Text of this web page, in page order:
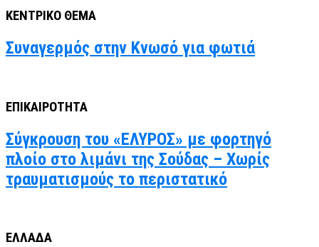
ΚΕΝΤΡΙΚΟ ΘΕΜΑ
Συναγερμός στην Κνωσό για φωτιά
ΕΠΙΚΑΙΡΟΤΗΤΑ
Σύγκρουση του «ΕΛΥΡΟΣ» με φορτηγό
πλοίο στο λιμάνι της Σούδας – Χωρίς
τραυματισμούς το περιστατικό
ΕΛΛΑΔΑ